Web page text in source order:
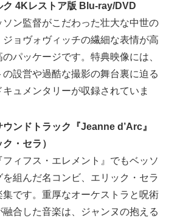
ク 4Kレストア版 Blu-ray/DVD
ソン監督がこだわった壮大な中世の
ョヴォヴィッチの繊細な表情が高
パッケージです。特典映像には、
設営や過酷な撮影の舞台裏に迫る
キュメンタリーが収録されていま
ンドトラック『Jeanne d’Arc』
・セラ）
フィフス・エレメント』でもベッソ
を組んだ名コンビ、エリック・セラ
集です。重厚なオーケストラと呪術
合した音楽は、ジャンヌの抱える